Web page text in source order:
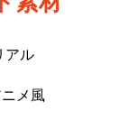
アル
メ風